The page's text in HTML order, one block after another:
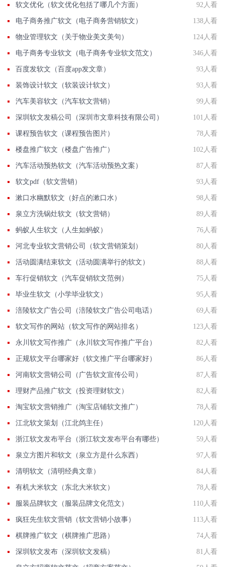
软文优化（软文优化包括了哪几个方面） 92人看
电子商务推广软文（电子商务营销软文） 138人看
物业管理软文（关于物业美文美句） 124人看
电子商务专业软文（电子商务专业软文范文） 346人看
百度发软文（百度app发文章） 93人看
装饰设计软文（软装设计软文） 93人看
汽车美容软文（汽车软文营销） 99人看
深圳软文发稿公司（深圳市文章科技有限公司） 101人看
课程预告软文（课程预告图片） 78人看
楼盘推广软文（楼盘广告推广） 102人看
汽车活动预热软文（汽车活动预热文案） 87人看
软文pdf（软文营销） 93人看
漱口水幽默软文（好点的漱口水） 98人看
泉立方洗锅灶软文（软文营销） 89人看
蚂蚁人生软文（人生如蚂蚁） 76人看
河北专业软文营销公司（软文营销策划） 80人看
活动圆满结束软文（活动圆满举行的软文） 88人看
车行促销软文（汽车促销软文范例） 75人看
毕业生软文（小学毕业软文） 95人看
涪陵软文广告公司（涪陵软文广告公司电话） 69人看
软文写作的网站（软文写作的网站排名） 123人看
永川软文写作推广（永川软文写作推广平台） 82人看
正规软文平台哪家好（软文推广平台哪家好） 86人看
河南软文营销公司（广告软文宣传公司） 87人看
理财产品推广软文（投资理财软文） 82人看
淘宝软文营销推广（淘宝店铺软文推广） 78人看
江北软文策划（江北鸽主任） 120人看
浙江软文发布平台（浙江软文发布平台有哪些） 59人看
泉立方图片和软文（泉立方是什么东西） 97人看
清明软文（清明经典文章） 84人看
有机大米软文（东北大米软文） 78人看
服装品牌软文（服装品牌文化范文） 110人看
疯狂先生软文营销（软文营销小故事） 113人看
棋牌推广软文（棋牌推广思路） 74人看
深圳软文发布（深圳软文发稿） 81人看